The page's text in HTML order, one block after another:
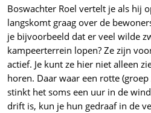
Boswachter Roel vertelt je als hij
langskomt graag over de
je bijvoorbeeld dat er veel wilde
kampeerterrein lopen? Ze zijn
actief. Je kunt ze hier niet alleen
horen. Daar waar een rotte
stinkt het soms een uur in de
drift is, kun je hun gedraaf in de